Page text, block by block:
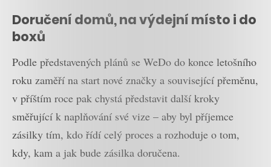
Doručení domů, na výdejní místo i do
boxů
Podle představených plánů se WeDo do konce letošního
roku zaměří na start nové značky a související přeměnu,
v příštím roce pak chystá představit další kroky
směřující k naplňování své vize – aby byl příjemce
zásilky tím, kdo řídí celý proces a rozhoduje o tom,
kdy, kam a jak bude zásilka doručena.